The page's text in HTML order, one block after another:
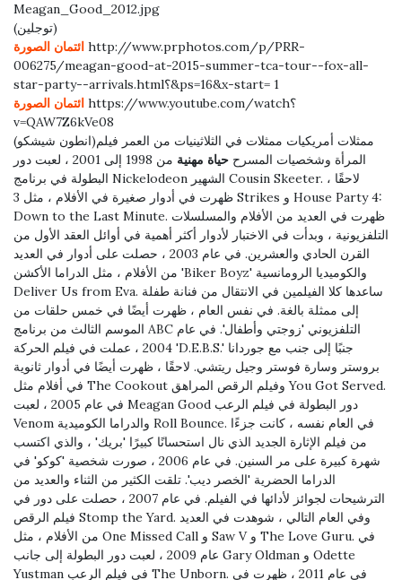
Meagan_Good_2012.jpg
(توجلين)
ائتمان الصورة http://www.prphotos.com/p/PRR-
006275/meagan-good-at-2015-summer-tca-tour--fox-all-
star-party--arrivals.html؟&ps=16&x-start= 1
ائتمان الصورة https://www.youtube.com/watch؟
v=QAW7Z6kVe08
(انطون شيشكو)ممثلات أمريكيات ممثلات في الثلاثينيات من العمر فيلم
المرأة وشخصيات المسرح حياة مهنية
من 1998 إلى 2001 ، لعبت دور
البطولة في برنامج Nickelodeon الشهير Cousin Skeeter. لاحقًا ،
ظهرت في أدوار صغيرة في الأفلام ، مثل 3 Strikes و House Party 4:
Down to the Last Minute. ظهرت في العديد من الأفلام والمسلسلات
التلفزيونية ، وبدأت في الاختبار لأدوار أكثر أهمية في أوائل العقد الأول من
القرن الحادي والعشرين. في عام 2003 ، حصلت على أدوار في العديد
من الأفلام ، مثل الدراما الأكشن 'Biker Boyz' والكوميديا ​​الرومانسية
Deliver Us from Eva. ساعدها كلا الفيلمين في الانتقال من فنانة طفلة
إلى ممثلة بالغة. في نفس العام ، ظهرت أيضًا في خمس حلقات من
الموسم الثالث من برنامج ABC التلفزيوني 'زوجتي وأطفال'. في عام
2004 ، عملت في فيلم الحركة 'D.E.B.S.' جنبًا إلى جنب مع جوردانا
بروستر وسارة فوستر وجيل ريتشي. لاحقًا ، ظهرت أيضًا في أدوار ثانوية
في أفلام مثل The Cookout وفيلم الرقص المراهق You Got Served.
في عام 2005 ، لعبت Meagan Good دور البطولة في فيلم الرعب
Venom والدراما الكوميدية Roll Bounce. في العام نفسه ، كانت جزءًا
من فيلم الإثارة الجديد الذي نال استحسانًا كبيرًا 'بريك' ، والذي اكتسب
شهرة كبيرة على مر السنين. في عام 2006 ، صورت شخصية 'كوكو' في
الدراما الحضرية 'الخصر ديب'. تلقت الكثير من الثناء والعديد من
الترشيحات لجوائز لأدائها في الفيلم. في عام 2007 ، حصلت على دور في
فيلم الرقص Stomp the Yard. وفي العام التالي ، شوهدت في العديد
من الأفلام ، مثل One Missed Call و Saw V و The Love Guru. في
عام 2009 ، لعبت دور البطولة إلى جانب Gary Oldman و Odette
Yustman في فيلم الرعب The Unborn. في عام 2011 ، ظهرت في